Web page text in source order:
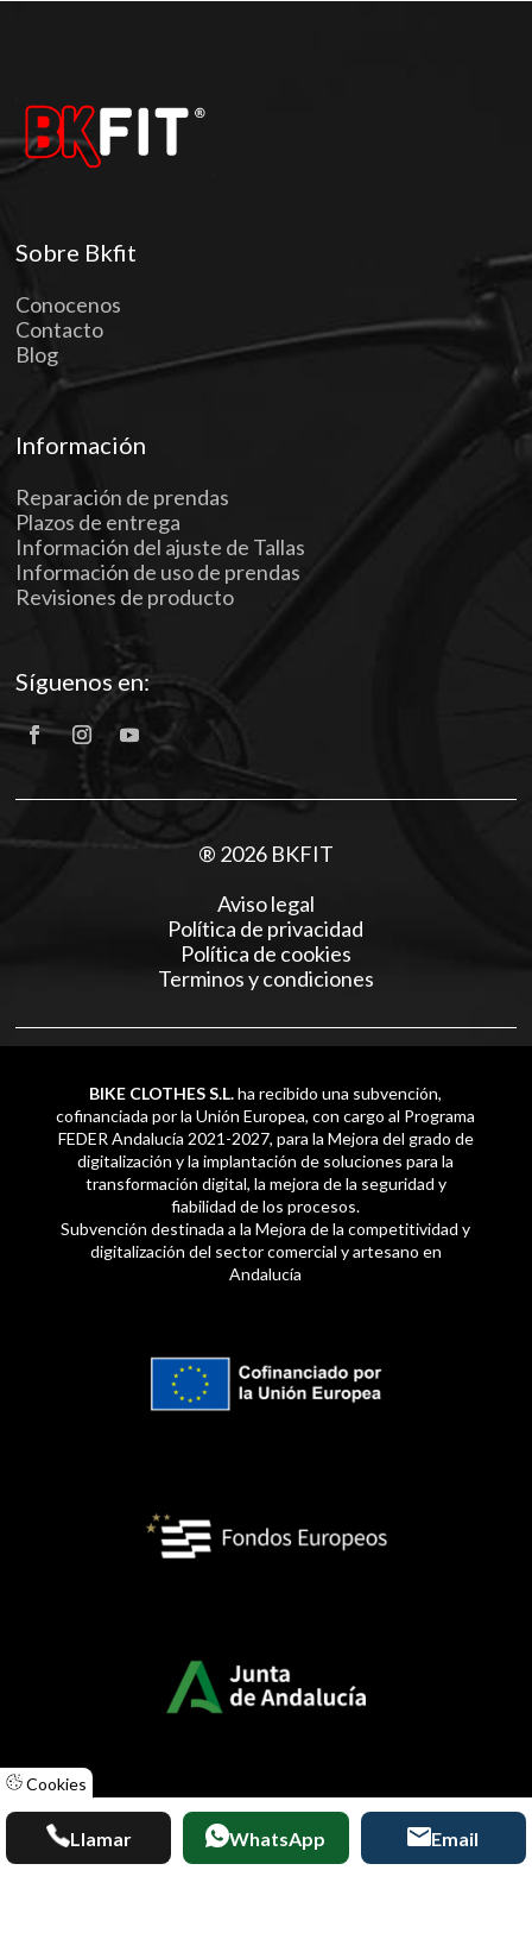
Sobre Bkfit
Conocenos
Contacto
Blog
Información
Reparación de prendas
Plazos de entrega
Información del ajuste de Tallas
Información de uso de prendas
Revisiones de producto
Síguenos en:
® 2026 BKFIT
Aviso legal
Política de privacidad
Política de cookies
Terminos y condiciones
BIKE CLOTHES S.L.ha recibido una subvención,
cofinanciada por la Unión Europea, con cargo al Programa
FEDER Andalucía 2021-2027, para la Mejora del grado de
digitalización y la implantación de soluciones para la
transformación digital, la mejora de la seguridad y
fiabilidad de los procesos.
Subvención destinada a la Mejora de la competitividad y
digitalización del sector comercial y artesano en
Andalucía
Cookies
Llamar WhatsApp Email